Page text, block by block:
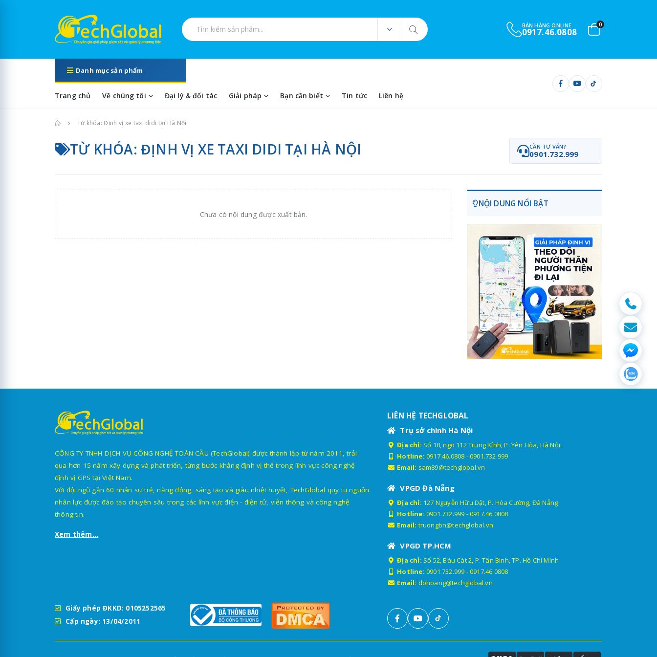
Tìm kiếm sản phẩm
BÁN HÀNG ONLINE
0917.46.0808
0
Danh mục sản phẩm
Trang chủ Về chúng tôi Đại lý & đối tác Giải pháp Bạn cần biết Tin tức Liên hệ
Trang chủTừ khóa: Định vị xe taxi didi tại Hà Nội
TỪ KHÓA: ĐỊNH VỊ XE TAXI DIDI TẠI HÀ NỘI CẦN TƯ VẤN?
0901.732.999
Chưa có nội dung được xuất bản.
NỘI DUNG NỔI BẬT
CÔNG TY TNHH DỊCH VỤ CÔNG NGHỆ TOÀN CẦU (TechGlobal) được thành lập từ năm 2011, trải
qua hơn 15 năm xây dựng và phát triển, từng bước khẳng định vị thế trong lĩnh vực công nghệ
định vị GPS tại Việt Nam.
Với đội ngũ gần 60 nhân sự trẻ, năng động, sáng tạo và giàu nhiệt huyết, TechGlobal quy tụ nguồn
nhân lực được đào tạo chuyên sâu trong các lĩnh vực điện - điện tử, viễn thông và công nghệ
thông tin.
Xem thêm...
Giấy phép ĐKKD: 0105252565
Cấp ngày: 13/04/2011
LIÊN HỆ TECHGLOBAL
Trụ sở chính Hà Nội
Địa chỉ: Số 18, ngõ 112 Trung Kính, P. Yên Hòa, Hà Nội.
Hotline: 0917.46.0808 -0901.732.999
Email: sam89@techglobal.vn
VPGD Đà Nẵng
Địa chỉ: 127 Nguyễn Hữu Dật, P. Hòa Cường, Đà Nẵng
Hotline: 0901.732.999 -0917.46.0808
Email: truongbn@techglobal.vn
VPGD TP.HCM
Địa chỉ: Số 52, Bàu Cát 2, P. Tân Bình, TP. Hồ Chí Minh
Hotline: 0901.732.999 -0917.46.0808
Email: dohoang@techglobal.vn